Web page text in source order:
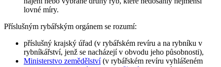
lovné míry.
Příslušným rybářským orgánem se rozumí:
příslušný krajský úřad (v rybářském revíru a na rybníku v
rybníkářství, jenž se nacházejí v obvodu jeho působnosti),
Ministerstvo zemědělství(v rybářském revíru vyhlášeném